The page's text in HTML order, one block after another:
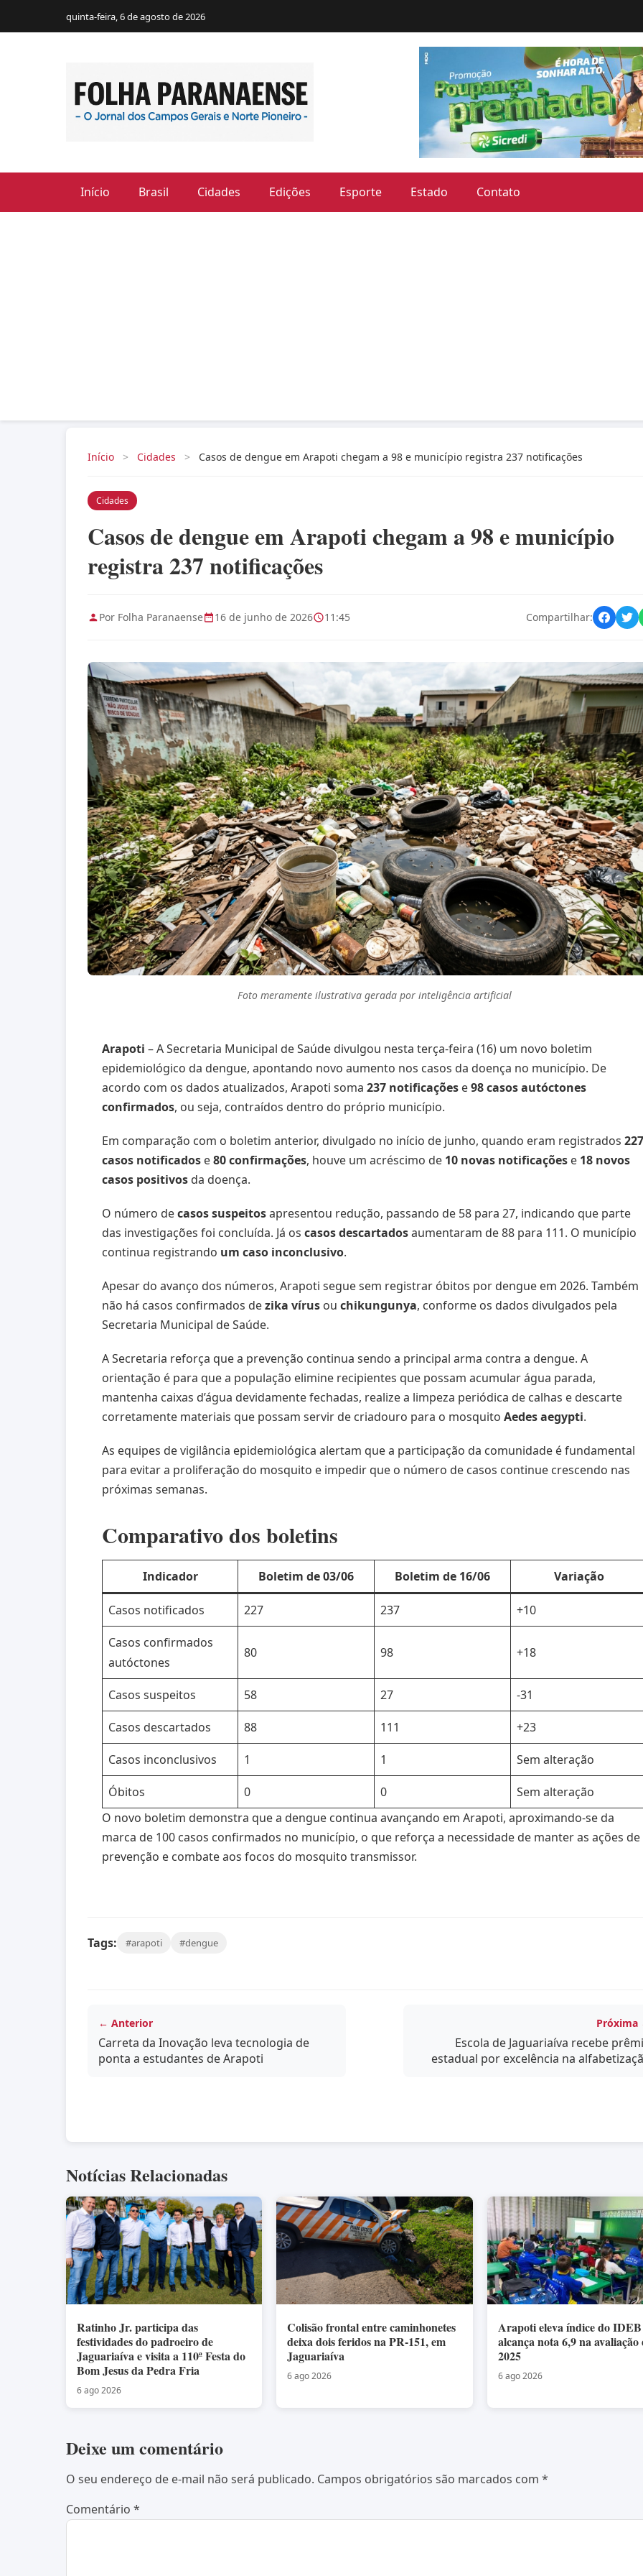
quinta-feira, 6 de agosto de 2026
Início Brasil Cidades Edições Esporte Estado Contato
Início > Cidades > Casos de dengue em Arapoti chegam a 98 e município registra 237 notificações
Cidades
Casos de dengue em Arapoti chegam a 98 e município
registra 237 notificações
Por Folha Paranaense 16 de junho de 2026 11:45 Compartilhar:
Foto meramente ilustrativa gerada por inteligência artificial
Arapoti – A Secretaria Municipal de Saúde divulgou nesta terça-feira (16) um novo boletim
epidemiológico da dengue, apontando novo aumento nos casos da doença no município. De
acordo com os dados atualizados, Arapoti soma 237 notificações e98 casos autóctones
confirmados, ou seja, contraídos dentro do próprio município.
Em comparação com o boletim anterior, divulgado no início de junho, quando eram registrados 227
casos notificados e80 confirmações, houve um acréscimo de 10 novas notificações e 18 novos
casos positivos da doença.
O número decasos suspeitosapresentou redução, passando de 58 para 27, indicando que parte
das investigações foi concluída. Já os casos descartadosaumentaram de 88 para 111. O município
continua registrando um caso inconclusivo.
Apesar do avanço dos números, Arapoti segue sem registrar óbitos por dengue em 2026. Também
não há casos confirmados dezika vírus ou chikungunya, conforme os dados divulgados pela
Secretaria Municipal de Saúde.
A Secretaria reforça que a prevenção continua sendo a principal arma contra a dengue. A
orientação é para que a população elimine recipientes que possam acumular água parada,
mantenha caixas d’água devidamente fechadas, realize a limpeza periódica de calhas e descarte
corretamente materiais que possam servir de criadouro para o mosquito Aedes aegypti.
As equipes de vigilância epidemiológica alertam que a participação da comunidade é fundamental
para evitar a proliferação do mosquito e impedir que o número de casos continue crescendo nas
próximas semanas.
Comparativo dos boletins
Indicador Boletim de 03/06 Boletim de 16/06 Variação
Casos notificados 227 237 +10
Casos confirmados
autóctones
80 98 +18
Casos suspeitos 58 27 -31
Casos descartados 88 111 +23
Casos inconclusivos 1 1 Sem alteração
Óbitos 0 0
Sem alteração
O novo boletim demonstra que a dengue continua avançando em Arapoti, aproximando-se da
marca de 100 casos confirmados no município, o que reforça a necessidade de manter as ações de
prevenção e combate aos focos do mosquito transmissor.
Tags: #arapoti #dengue
← Anterior
Carreta da Inovação leva tecnologia de
ponta a estudantes de Arapoti
Escola de Jaguariaíva recebe
estadual por excelência na
Notícias Relacionadas
Ratinho Jr. participa das
festividades do padroeiro de
Jaguariaíva e visita a 110ª Festa do
Bom Jesus da Pedra Fria
6 ago 2026
Colisão frontal entre caminhonetes
deixa dois feridos na PR-151, em
Jaguariaíva
6 ago 2026
Arapoti eleva índice do IDEB
alcança nota 6,9 na avaliação
2025
6 ago 2026
Deixe um comentário
O seu endereço de e-mail não será publicado. Campos obrigatórios são marcados com *
Comentário *